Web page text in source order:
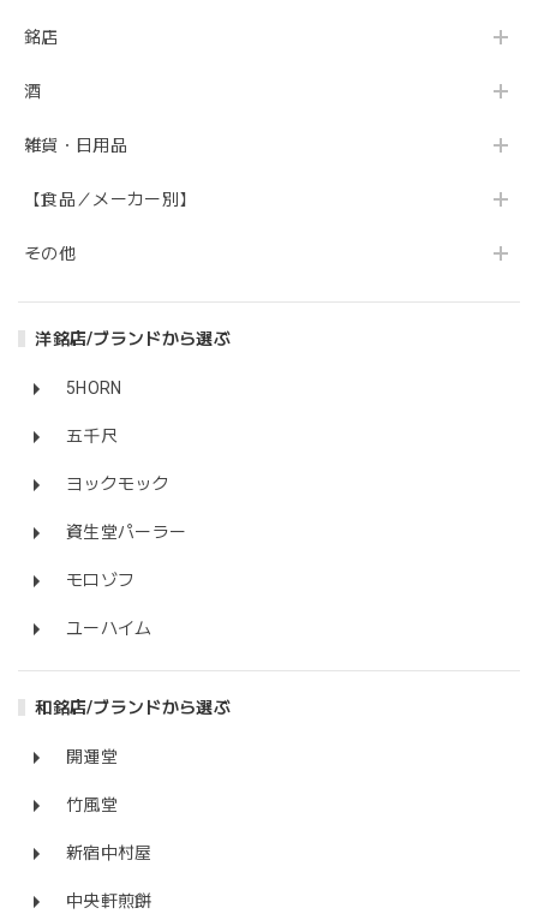
銘店
酒
雑貨・日用品
【食品／メーカー別】
その他
洋銘店/ブランドから選ぶ
5HORN
五千尺
ヨックモック
資生堂パーラー
モロゾフ
ユーハイム
和銘店/ブランドから選ぶ
開運堂
竹風堂
新宿中村屋
中央軒煎餅